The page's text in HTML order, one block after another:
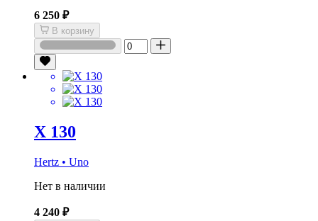
6 250 ₽
В корзину
X 130
Hertz • Uno
Нет в наличии
4 240 ₽